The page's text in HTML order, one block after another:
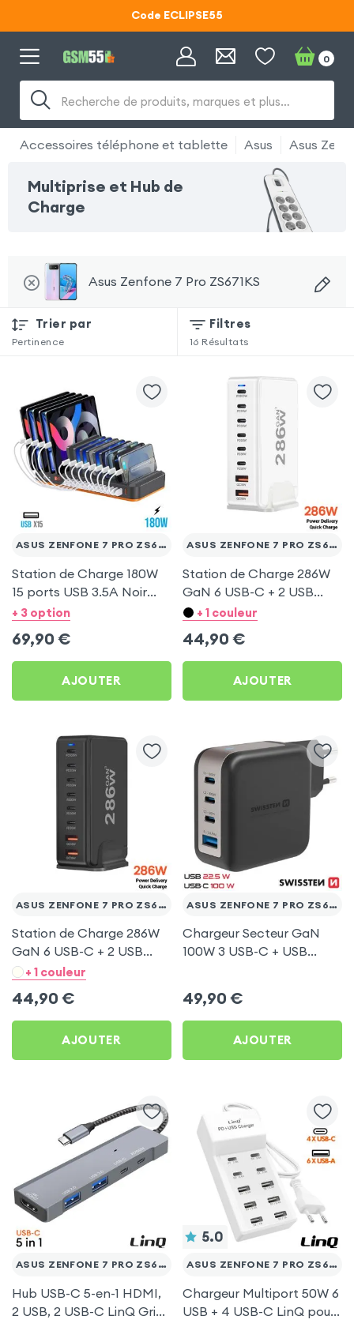
Code ECLIPSE55
Lunettes d'éclipse OFFERTES
Recherche de produits, marques et plus…
0
Accessoires téléphone et tablette Asus Asus
Multiprise et Hub de
Charge
Asus Zenfone 7 Pro ZS671KS
Trier par
Pertinence
Filtres
16 Résultats
ASUS ZENFONE 7 PRO ZS671KS
Station de Charge 180W
15 ports USB 3.5A Noir
pour Asus Zenfone 7 Pro
+ 3 option
69,90 €
AJOUTER
ASUS ZENFONE 7 PRO ZS671KS
Station de Charge 286W
GaN 6 USB-C + 2 USB
Blanc pour Asus Zenfone
+ 1 couleur
44,90 €
AJOUTER
ASUS ZENFONE 7 PRO ZS671KS
Station de Charge 286W
GaN 6 USB-C + 2 USB
Noir pour Asus Zenfone 7
+ 1 couleur
44,90 €
AJOUTER
ASUS ZENFONE 7 PRO ZS671KS
Chargeur Secteur GaN
100W 3 USB-C + USB
49,90 €
AJOUTER
ASUS ZENFONE 7 PRO ZS671KS
Hub USB-C 5-en-1 HDMI,
2 USB, 2 USB-C LinQ Gris
5.0
ASUS ZENFONE 7 PRO ZS671KS
Chargeur Multiport 50W 6
USB + 4 USB-C LinQ pour